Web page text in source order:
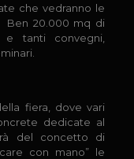
che vedranno le
Ben 20.000 mq di
e tanti convegni,
fiera, dove vari
dedicate al
del concetto di
con mano” le